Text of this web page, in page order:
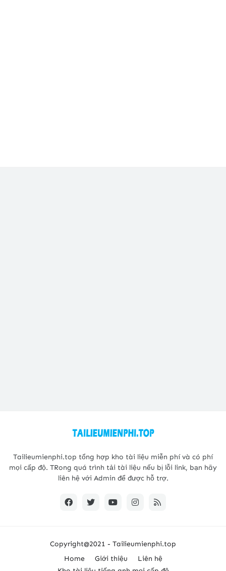
Tailieumienphi.top tổng hợp kho tài liệu miễn phí và có phí
mọi cấp độ. TRong quá trình tải tài liệu nếu bị lỗi link, bạn hãy
liên hệ với Admin để được hỗ trợ.
Copyright@2021 - Tailieumienphi.top
Home
Giới thiệu
Liên hệ